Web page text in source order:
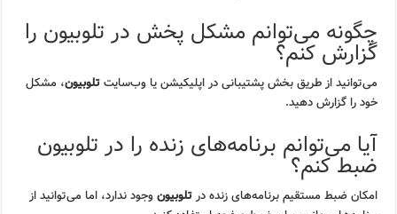
چگونه می‌توانم مشکل پخش در تلوبیون را
گزارش کنم؟
می‌توانید از طریق بخش پشتیبانی در اپلیکیشن یا وب‌سایتتلوبیون، مشکل
خود را گزارش دهید.
آیا می‌توانم برنامه‌های زنده را در تلوبیون
ضبط کنم؟
امکان ضبط مستقیم برنامه‌های زنده درتلوبیونوجود ندارد، اما می‌توانید از